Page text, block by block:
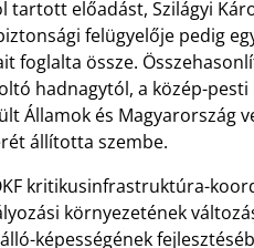
tartott előadást, Szilágyi
felügyelője pedig
foglalta össze.
hadnagytól, a közép-
Államok és Magyarország
állította szembe.
kritikusinfrastruktúra-
környezetének
képességének